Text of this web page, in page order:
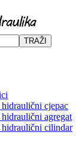
TRAŽI
cjepac
agregat
cilindar